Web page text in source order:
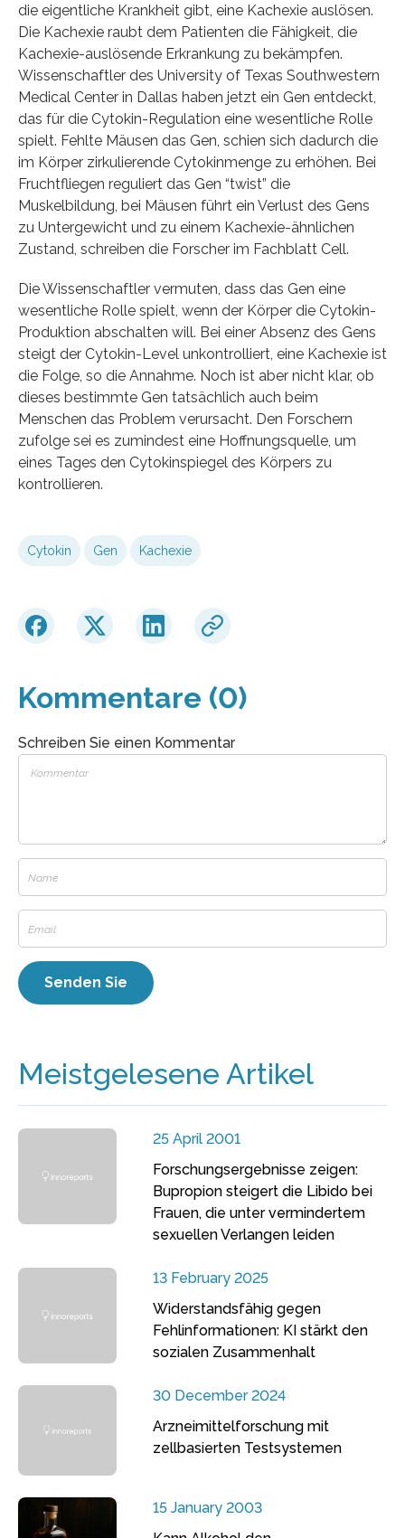
die eigentliche Krankheit gibt, eine Kachexie auslösen.
Die Kachexie raubt dem Patienten die Fähigkeit, die
Kachexie-auslösende Erkrankung zu bekämpfen.
Wissenschaftler des University of Texas Southwestern
Medical Center in Dallas haben jetzt ein Gen entdeckt,
das für die Cytokin-Regulation eine wesentliche Rolle
spielt. Fehlte Mäusen das Gen, schien sich dadurch die
im Körper zirkulierende Cytokinmenge zu erhöhen. Bei
Fruchtfliegen reguliert das Gen “twist” die
Muskelbildung, bei Mäusen führt ein Verlust des Gens
zu Untergewicht und zu einem Kachexie-ähnlichen
Zustand, schreiben die Forscher im Fachblatt Cell.
Die Wissenschaftler vermuten, dass das Gen eine
wesentliche Rolle spielt, wenn der Körper die Cytokin-
Produktion abschalten will. Bei einer Absenz des Gens
steigt der Cytokin-Level unkontrolliert, eine Kachexie ist
die Folge, so die Annahme. Noch ist aber nicht klar, ob
dieses bestimmte Gen tatsächlich auch beim
Menschen das Problem verursacht. Den Forschern
zufolge sei es zumindest eine Hoffnungsquelle, um
eines Tages den Cytokinspiegel des Körpers zu
kontrollieren.
Cytokin Gen Kachexie
Kommentare (0)
Schreiben Sie einen Kommentar
Meistgelesene Artikel
25 April 2001
Forschungsergebnisse zeigen:
Bupropion steigert die Libido bei
Frauen, die unter vermindertem
sexuellen Verlangen leiden
13 February 2025
Widerstandsfähig gegen
Fehlinformationen: KI stärkt den
sozialen Zusammenhalt
30 December 2024
Arzneimittelforschung mit
zellbasierten Testsystemen
15 January 2003